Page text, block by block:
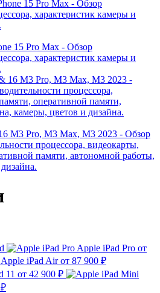
15 Pro Max - Обзор
характеристик камеры и
M3 Pro, M3 Max, M3 2023 - Обзор
процессора, видеокарты,
памяти, автономной работы,
Apple iPad Pro от
Apple iPad Air от 87 900 ₽
11 от 42 900 ₽